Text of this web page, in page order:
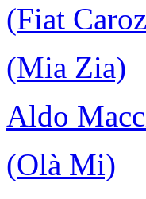
(Fiat
(Mia Zia)
Aldo
(Olà Mi)